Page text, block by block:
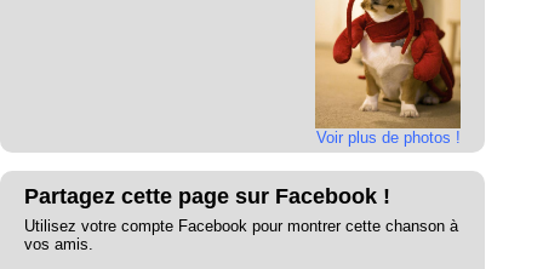
Voir plus de photos !
Partagez cette page sur Facebook !
Utilisez votre compte Facebook pour montrer cette chanson à
vos amis.